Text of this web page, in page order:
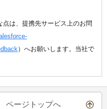
は、提携先サービス上のお問
）へお願いします。当社で
ページトップへ